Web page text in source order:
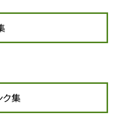
ク集